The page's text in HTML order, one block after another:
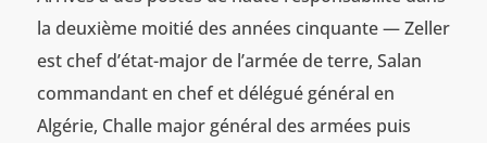
la deuxième moitié des années cinquante — Zeller
est chef d’état-major de l’armée de terre, Salan
commandant en chef et délégué général en
Algérie, Challe major général des armées puis